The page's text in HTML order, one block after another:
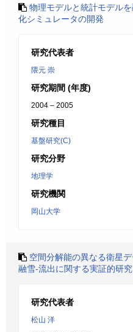
物理モデルと統計モデル
化シミュレータの開発
研究代表者
隈元 崇
研究期間 (年度)
2004 – 2005
研究種目
基盤研究(C)
研究分野
地理学
研究機関
岡山大学
空間分解能の異なる衛星
融雪-流出に関する実証的研究
研究代表者
松山 洋